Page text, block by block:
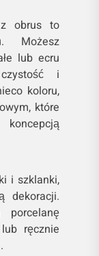
obrus to
Możesz
lub ecru
i
koloru,
które
i szklanki,
dekoracji.
ręcznie